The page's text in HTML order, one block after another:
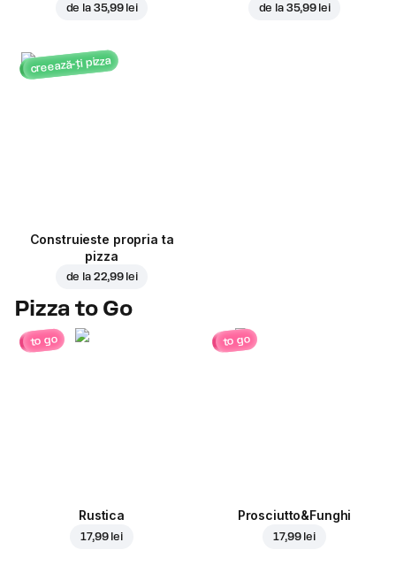
de la 35,99 lei de la 35,99 lei
creează-ți pizza
Construieste propria ta
pizza
de la 22,99 lei
Pizza to Go
to go
Rustica
17,99 lei
to go
Prosciutto&Funghi
17,99 lei